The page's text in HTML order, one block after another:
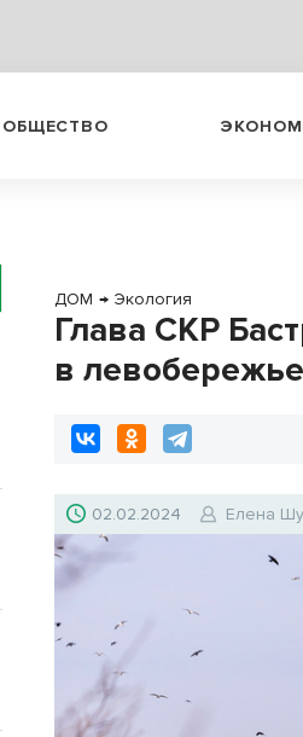
ОБЩЕСТВО
ДОМ → Экология
Глава СКР
в
02.02.2024 Елена